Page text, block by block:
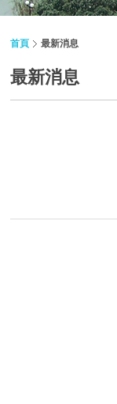
首頁 最新消息
最新消息